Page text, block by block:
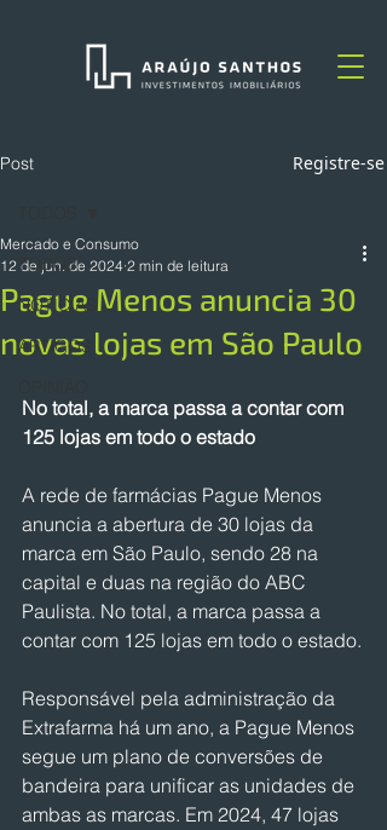
Post Registre-se
TODOS
NOTÍCIAS
ARTIGOS
Pague Menos anuncia 30
novas lojas em São Paulo
Mercado e Consumo
12 de jun. de 2024 2 min de leitura
No total, a marca passa a contar com
125 lojas em todo o estado
A rede de farmácias Pague Menos
anuncia a abertura de 30 lojas da
marca em São Paulo, sendo 28 na
capital e duas na região do ABC
Paulista. No total, a marca passa a
contar com 125 lojas em todo o estado.
Responsável pela administração da
Extrafarma há um ano, a Pague Menos
segue um plano de conversões de
bandeira para unificar as unidades de
ambas as marcas. Em 2024, 47 lojas